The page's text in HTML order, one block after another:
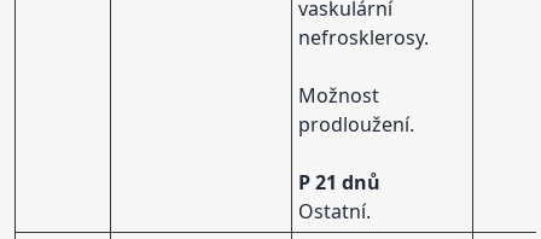
vaskulární
nefrosklerosy.
Možnost
prodloužení.
P 21 dnů
Ostatní.